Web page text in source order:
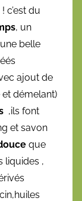
c’est du
, un
belle
ajout de
démelant)
,ils font
et savon
que
liquides ,